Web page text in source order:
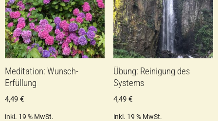
Meditation: Wunsch-
Erfüllung
4,49 €
inkl. 19 % MwSt.
Übung: Reinigung des
Systems
4,49 €
inkl. 19 % MwSt.